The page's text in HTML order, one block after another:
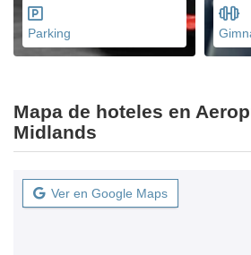
Parking
Mapa de hoteles en
Midlands
Ver en Google Maps